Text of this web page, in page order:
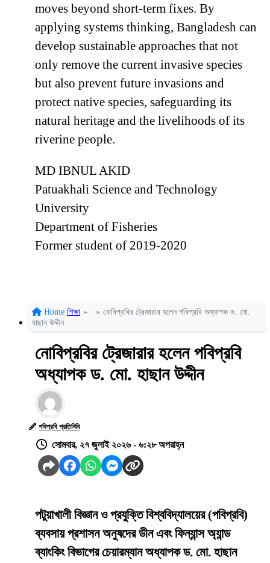
moves beyond short-term fixes. By
applying systems thinking, Bangladesh can
develop sustainable approaches that not
only remove the current invasive species
but also prevent future invasions and
protect native species, safeguarding its
natural heritage and the livelihoods of its
riverine people.
MD IBNUL AKID
Patuakhali Science and Technology
University
Department of Fisheries
Former student of 2019-2020
Home শিক্ষা » » নোবিপ্রবির ট্রেজারার হলেন পবিপ্রবি অধ্যাপক ড. মো.
হাছান উদ্দীন
নোবিপ্রবির ট্রেজারার হলেন পবিপ্রবি
অধ্যাপক ড. মো. হাছান উদ্দীন
পবিপ্রবি প্রতিনিধি
সোমবার, ২৭ জুলাই ২০২৬ - ৬:২৮ অপরাহ্ন
পটুয়াখালী বিজ্ঞান ও প্রযুক্তি বিশ্ববিদ্যালয়ের (পবিপ্রবি)
ব্যবসায় প্রশাসন অনুষদের ডীন এবং ফিন্যান্স অ্যান্ড
ব্যাংকিং বিভাগের চেয়ারম্যান অধ্যাপক ড. মো. হাছান